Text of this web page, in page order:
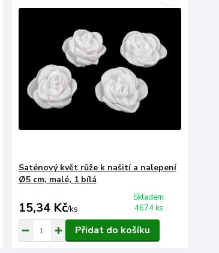
Saténový květ růže k našití a nalepení
Ø5 cm, malé, 1 bílá
15,34 Kč/ks
Skladem
4674 ks
Přidat do košíku